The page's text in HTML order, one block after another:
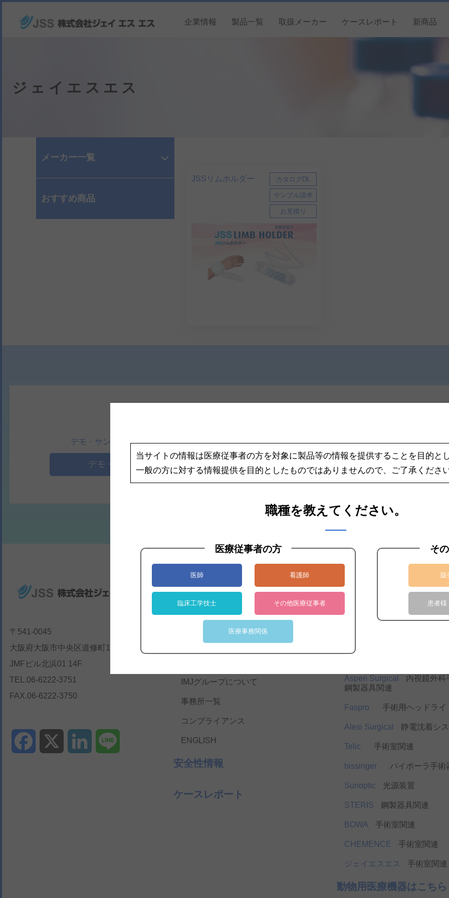
企業情報 製品一覧 取扱メーカー ケースレポート 新商品
当サイトの情報は医療従事者の方を対象に製品等の情報を提供することを目的とし
一般の方に対する情報提供を目的としたものではありませんので、ご了承ください
職種を教えてください。
医療従事者の方
医師 看護師
臨床工学技士 その他医療従事者
医療事務関係
そ
販
患者様
ジェイエスエス
メーカー一覧
おすすめ商品
JSSリムホルダー カタログDL
サンプル請求
お見積り
デモ・サンプルのご依頼はこちら
デモ・サンプル依頼へ
お見積りのご依頼はこちら
見積依頼へ
〒541-0045
大阪府大阪市中央区道修町1丁目6番7号
JMFビル北浜01 14F
TEL.06-6222-3751
FAX.06-6222-3750
Facebook LinkedIn
お知らせ
新商品情報
企業情報
IMJグループについて
事務所一覧
コンプライアンス
ENGLISH
安全性情報
ケースレポート
メーカー一覧
内視鏡外科手術関
Aspen Surgical
内視鏡外科
鋼製器具関連
Faspro 手術用ヘッドライ
Alesi Surgical 静電沈着シ
Telic 手術室関連
bissinger バイポーラ手術
Sunoptic 光源装置
STERIS 鋼製器具関連
BOWA 手術室関連
CHEMENCE 手術室関連
ジェイエスエス 手術室関連
動物用医療機器はこちら